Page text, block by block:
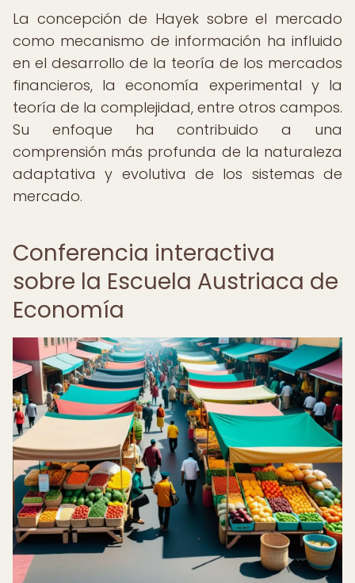
La concepción de Hayek sobre el mercado
como mecanismo de información ha influido
en el desarrollo de la teoría de los mercados
financieros, la economía experimental y la
teoría de la complejidad, entre otros campos.
Su enfoque ha contribuido a una
comprensión más profunda de la naturaleza
adaptativa y evolutiva de los sistemas de
mercado.
Conferencia interactiva
sobre la Escuela Austriaca de
Economía